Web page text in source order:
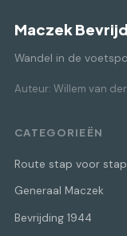
Maczek
Wandel in de
Auteur: Willem van
CATEGORIEËN
Route stap voor stap
Generaal Maczek
Bevrijding 1944